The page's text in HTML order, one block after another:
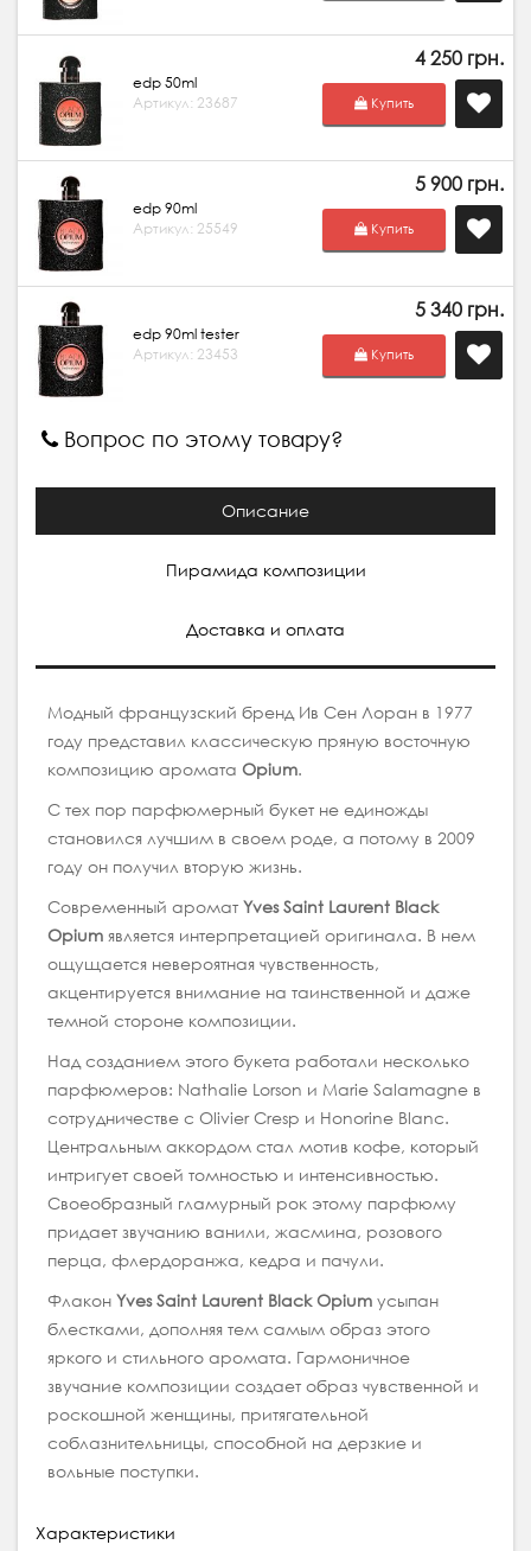
edp 50ml
Артикул: 23687
4 250 грн.
Купить
edp 90ml
Артикул: 25549
5 900 грн.
Купить
edp 90ml tester
Артикул: 23453
5 340 грн.
Купить
Вопрос по этому товару?
Описание
Пирамида композиции
Доставка и оплата
Модный французский бренд Ив Сен Лоран в 1977
году представил классическую пряную восточную
композицию аромата Opium.
С тех пор парфюмерный букет не единожды
становился лучшим в своем роде, а потому в 2009
году он получил вторую жизнь.
Современный аромат Yves Saint Laurent Black
Opium является интерпретацией оригинала. В нем
ощущается невероятная чувственность,
акцентируется внимание на таинственной и даже
темной стороне композиции.
Над созданием этого букета работали несколько
парфюмеров: Nathalie Lorson и Marie Salamagne в
сотрудничестве с Olivier Cresp и Honorine Blanc.
Центральным аккордом стал мотив кофе, который
интригует своей томностью и интенсивностью.
Своеобразный гламурный рок этому парфюму
придает звучанию ванили, жасмина, розового
перца, флердоранжа, кедра и пачули.
Флакон Yves Saint Laurent Black Opium усыпан
блестками, дополняя тем самым образ этого
яркого и стильного аромата. Гармоничное
звучание композиции создает образ чувственной и
роскошной женщины, притягательной
соблазнительницы, способной на дерзкие и
вольные поступки.
Характеристики